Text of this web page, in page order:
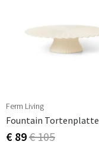
Ferm Living
Fountain Tortenplatte
€ 89€ 105